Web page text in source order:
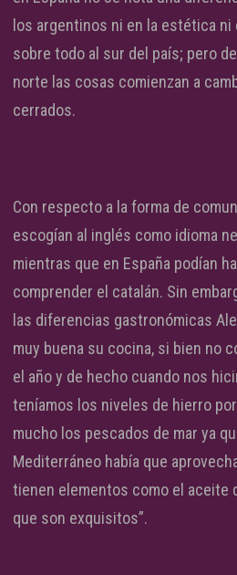
los argentinos ni en la estética ni
sobre todo al sur del país; pero
norte las cosas comienzan a
cerrados.
Con respecto a la forma de
escogían al inglés como idioma
mientras que en España podían
comprender el catalán. Sin
las diferencias gastronómicas
muy buena su cocina, si bien no
el año y de hecho cuando nos
teníamos los niveles de hierro
mucho los pescados de mar ya
Mediterráneo había que
tienen elementos como el aceite
que son exquisitos”.